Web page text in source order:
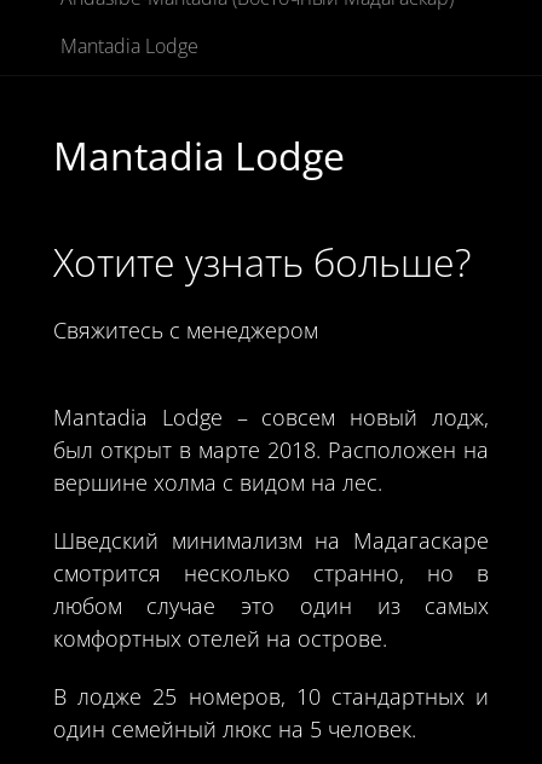
Mantadia Lodge
Mantadia Lodge
Хотите узнать больше?
Свяжитесь с менеджером
Mantadia Lodge – совсем новый лодж,
был открыт в марте 2018. Расположен на
вершине холма с видом на лес.
Шведский минимализм на Мадагаскаре
смотрится несколько странно, но в
любом случае это один из самых
комфортных отелей на острове.
В лодже 25 номеров, 10 стандартных и
один семейный люкс на 5 человек.